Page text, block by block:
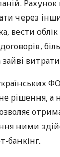
через
вести
рішення, а
ними
банкінг.